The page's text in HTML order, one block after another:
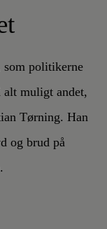
som politikerne
alt muligt andet,
Tørning. Han
og brud på